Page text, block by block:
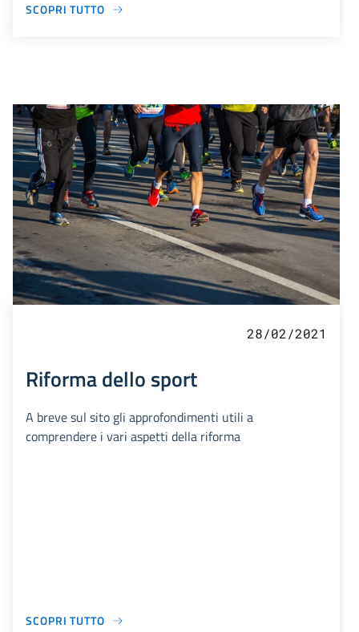
SCOPRI TUTTO
28/02/2021
Riforma dello sport
A breve sul sito gli approfondimenti utili a
comprendere i vari aspetti della riforma
SCOPRI TUTTO